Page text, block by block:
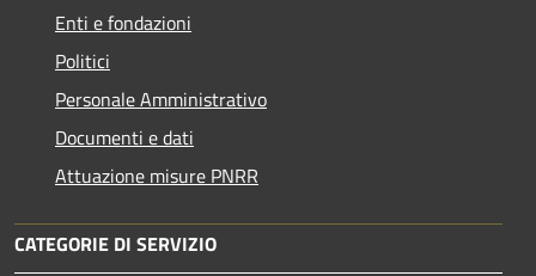
Enti e fondazioni
Politici
Personale Amministrativo
Documenti e dati
Attuazione misure PNRR
CATEGORIE DI SERVIZIO